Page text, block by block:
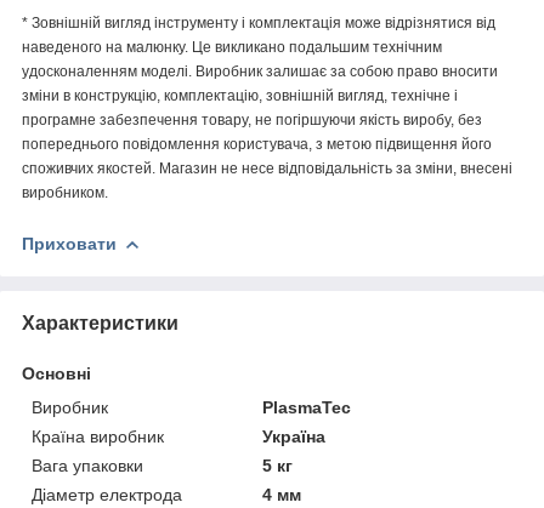
* Зовнішній вигляд інструменту і комплектація може відрізнятися від
наведеного на малюнку. Це викликано подальшим технічним
удосконаленням моделі. Виробник залишає за собою право вносити
зміни в конструкцію, комплектацію, зовнішній вигляд, технічне і
програмне забезпечення товару, не погіршуючи якість виробу, без
попереднього повідомлення користувача, з метою підвищення його
споживчих якостей. Магазин не несе відповідальність за зміни, внесені
виробником.
Приховати
Характеристики
Основні
Виробник
PlasmaTec
Країна виробник
Україна
Вага упаковки
5 кг
Діаметр електрода
4 мм